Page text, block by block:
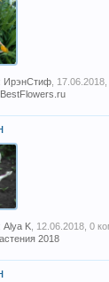
ИрэнСтиф 17.06.2018
Alya K 12.06.2018 , 0
2018